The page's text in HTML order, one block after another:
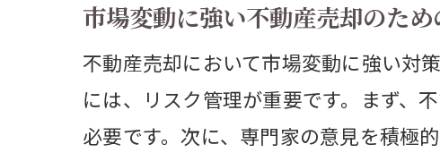
デジタル化
不動産
デジ
市場変動に強い不動産売却のた
不動産売却において市場変動に強い対
には、リスク管理が重要です。まず、
必要です。次に、専門家の意見を積極